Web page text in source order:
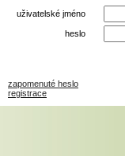
uživatelské jméno
heslo
zapomenuté heslo
registrace